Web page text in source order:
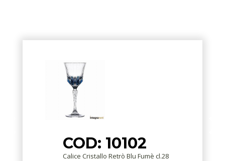
COD: 10102
Calice Cristallo Retrò Blu Fumè cl.28